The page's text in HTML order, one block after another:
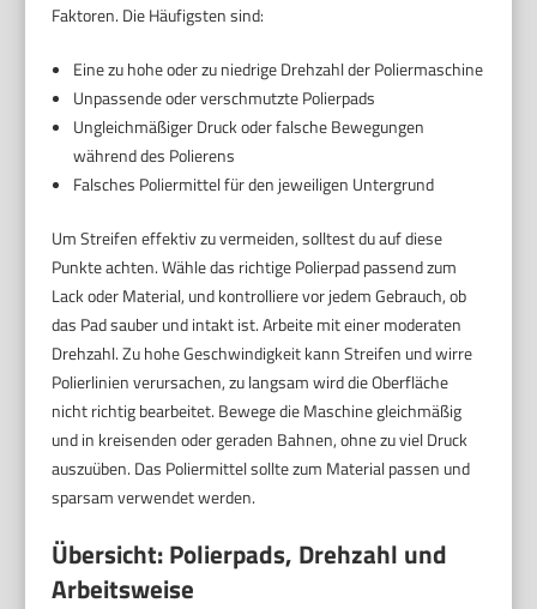
Faktoren. Die Häufigsten sind:
Eine zu hohe oder zu niedrige Drehzahl der Poliermaschine
Unpassende oder verschmutzte Polierpads
Ungleichmäßiger Druck oder falsche Bewegungen
während des Polierens
Falsches Poliermittel für den jeweiligen Untergrund
Um Streifen effektiv zu vermeiden, solltest du auf diese
Punkte achten. Wähle das richtige Polierpad passend zum
Lack oder Material, und kontrolliere vor jedem Gebrauch, ob
das Pad sauber und intakt ist. Arbeite mit einer moderaten
Drehzahl. Zu hohe Geschwindigkeit kann Streifen und wirre
Polierlinien verursachen, zu langsam wird die Oberfläche
nicht richtig bearbeitet. Bewege die Maschine gleichmäßig
und in kreisenden oder geraden Bahnen, ohne zu viel Druck
auszuüben. Das Poliermittel sollte zum Material passen und
sparsam verwendet werden.
Übersicht: Polierpads, Drehzahl und
Arbeitsweise